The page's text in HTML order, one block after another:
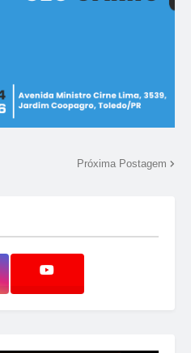
Próxima Postagem